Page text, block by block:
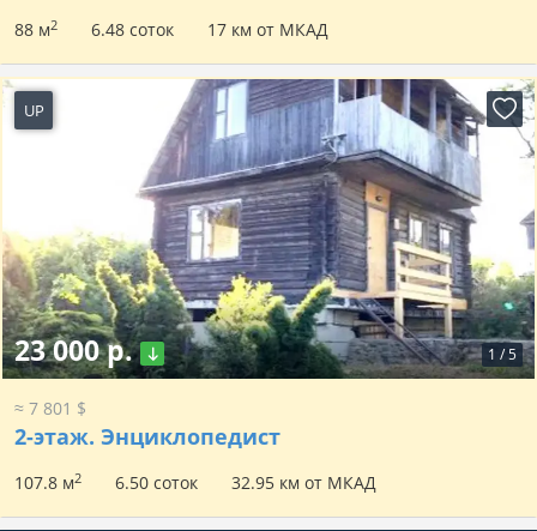
88 м2 6.48 соток 17 км от МКАД
UP
1 /5
23 000 р.
≈ 7 801 $
2-этаж. Энциклопедист
107.8 м2 6.50 соток 32.95 км от МКАД